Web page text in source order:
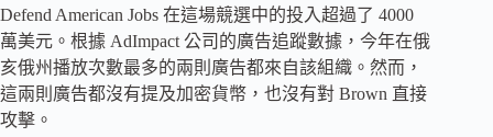
Defend American Jobs 在這場競選中的投入超過了 4000
萬美元。根據 AdImpact 公司的廣告追蹤數據，今年在俄
亥俄州播放次數最多的兩則廣告都來自該組織。然而，
這兩則廣告都沒有提及加密貨幣，也沒有對 Brown 直接
攻擊。